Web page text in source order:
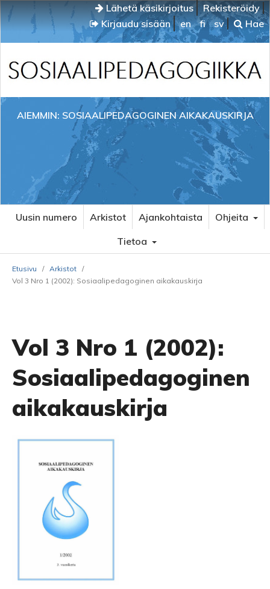
Lähetä käsikirjoitus
Rekisteröidy
Kirjaudu sisään
en fi sv Hae
AIEMMIN: SOSIAALIPEDAGOGINEN AIKAKAUSKIRJA
Uusin numero Arkistot Ajankohtaista
Ohjeita
Tietoa
Etusivu / Arkistot /
Vol 3 Nro 1 (2002): Sosiaalipedagoginen aikakauskirja
Vol 3 Nro 1 (2002):
Sosiaalipedagoginen
aikakauskirja